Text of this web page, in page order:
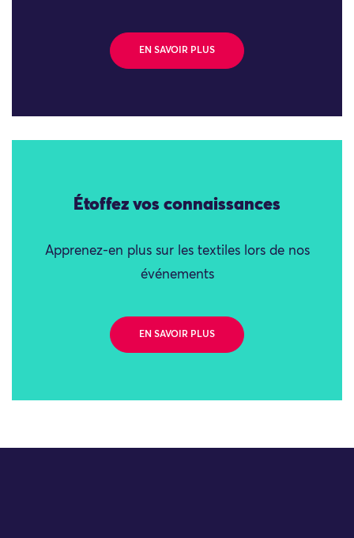
EN SAVOIR PLUS
Étoffez vos connaissances
Apprenez-en plus sur les textiles lors de nos
événements
EN SAVOIR PLUS